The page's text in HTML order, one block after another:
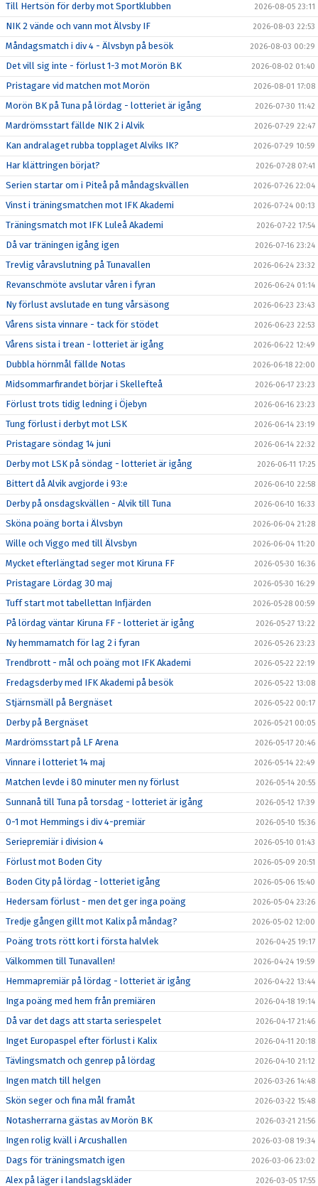
Till Hertsön för derby mot Sportklubben 2026-08-05 23:11
NIK 2 vände och vann mot Älvsby IF 2026-08-03 22:53
Måndagsmatch i div 4 - Älvsbyn på besök 2026-08-03 00:29
Det vill sig inte - förlust 1-3 mot Morön BK 2026-08-02 01:40
Pristagare vid matchen mot Morön 2026-08-01 17:08
Morön BK på Tuna på lördag - lotteriet är igång 2026-07-30 11:42
Mardrömsstart fällde NIK 2 i Alvik 2026-07-29 22:47
Kan andralaget rubba topplaget Alviks IK? 2026-07-29 10:59
Har klättringen börjat? 2026-07-28 07:41
Serien startar om i Piteå på måndagskvällen 2026-07-26 22:04
Vinst i träningsmatchen mot IFK Akademi 2026-07-24 00:13
Träningsmatch mot IFK Luleå Akademi 2026-07-22 17:54
Då var träningen igång igen 2026-07-16 23:24
Trevlig våravslutning på Tunavallen 2026-06-24 23:32
Revanschmöte avslutar våren i fyran 2026-06-24 01:14
Ny förlust avslutade en tung vårsäsong 2026-06-23 23:43
Vårens sista vinnare - tack för stödet 2026-06-23 22:53
Vårens sista i trean - lotteriet är igång 2026-06-22 12:49
Dubbla hörnmål fällde Notas 2026-06-18 22:00
Midsommarfirandet börjar i Skellefteå 2026-06-17 23:23
Förlust trots tidig ledning i Öjebyn 2026-06-16 23:23
Tung förlust i derbyt mot LSK 2026-06-14 23:19
Pristagare söndag 14 juni 2026-06-14 22:32
Derby mot LSK på söndag - lotteriet är igång 2026-06-11 17:25
Bittert då Alvik avgjorde i 93:e 2026-06-10 22:58
Derby på onsdagskvällen - Alvik till Tuna 2026-06-10 16:33
Sköna poäng borta i Älvsbyn 2026-06-04 21:28
Wille och Viggo med till Älvsbyn 2026-06-04 11:20
Mycket efterlängtad seger mot Kiruna FF 2026-05-30 16:36
Pristagare Lördag 30 maj 2026-05-30 16:29
Tuff start mot tabellettan Infjärden 2026-05-28 00:59
På lördag väntar Kiruna FF - lotteriet är igång 2026-05-27 13:22
Ny hemmamatch för lag 2 i fyran 2026-05-26 23:23
Trendbrott - mål och poäng mot IFK Akademi 2026-05-22 22:19
Fredagsderby med IFK Akademi på besök 2026-05-22 13:08
Stjärnsmäll på Bergnäset 2026-05-22 00:17
Derby på Bergnäset 2026-05-21 00:05
Mardrömsstart på LF Arena 2026-05-17 20:46
Vinnare i lotteriet 14 maj 2026-05-14 22:49
Matchen levde i 80 minuter men ny förlust 2026-05-14 20:55
Sunnanå till Tuna på torsdag - lotteriet är igång 2026-05-12 17:39
0-1 mot Hemmings i div 4-premiär 2026-05-10 15:36
Seriepremiär i division 4 2026-05-10 01:43
Förlust mot Boden City 2026-05-09 20:51
Boden City på lördag - lotteriet igång 2026-05-06 15:40
Hedersam förlust - men det ger inga poäng 2026-05-04 23:26
Tredje gången gillt mot Kalix på måndag? 2026-05-02 12:00
Poäng trots rött kort i första halvlek 2026-04-25 19:17
Välkommen till Tunavallen! 2026-04-24 19:59
Hemmapremiär på lördag - lotteriet är igång 2026-04-22 13:44
Inga poäng med hem från premiären 2026-04-18 19:14
Då var det dags att starta seriespelet 2026-04-17 21:46
Inget Europaspel efter förlust i Kalix 2026-04-11 20:18
Tävlingsmatch och genrep på lördag 2026-04-10 21:12
Ingen match till helgen 2026-03-26 14:48
Skön seger och fina mål framåt 2026-03-22 15:48
Notasherrarna gästas av Morön BK 2026-03-21 21:56
Ingen rolig kväll i Arcushallen 2026-03-08 19:34
Dags för träningsmatch igen 2026-03-06 23:02
Alex på läger i landslagskläder 2026-03-05 17:55